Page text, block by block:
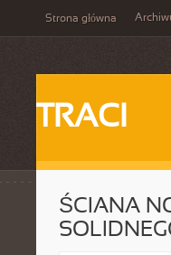
Strona główna
TRACI
ŚCIANA